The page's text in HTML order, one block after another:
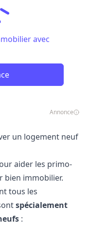
avec
Annonce
un logement neuf
aider les primo-
bien immobilier.
tous les
spécialement
: